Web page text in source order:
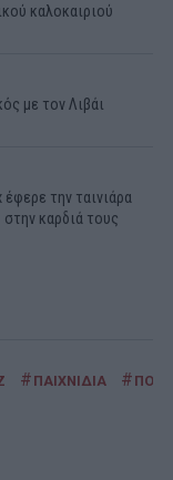
καλοκαιριού
με τον Λιβάι
την ταινιάρα
καρδιά τους
# ΠΑΙΧΝΙΔΙΑ # ΠΟΛΗ